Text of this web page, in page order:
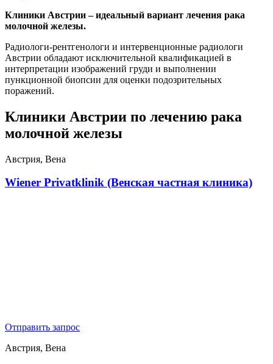
Клиники Австрии – идеальный вариант лечения рака
молочной железы.
Радиологи-рентгенологи и интервенционные радиологи
Австрии обладают исключительной квалификацией в
интерпретации изображений груди и выполнении
пункционной биопсии для оценки подозрительных
поражений.
Клиники Австрии по лечению рака
молочной железы
Австрия, Вена
Wiener Privatklinik (Венская частная клиника)
Отправить запрос
Австрия, Вена